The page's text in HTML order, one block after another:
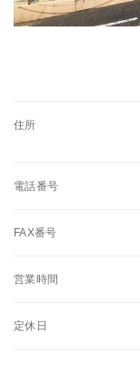
住所
電話番号
FAX番号
営業時間
定休日